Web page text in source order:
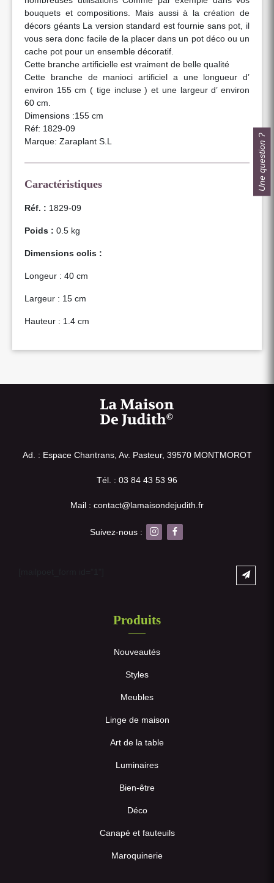
bouquets et compositions. Mais aussi à la création de
décors géants La version standard est fournie sans pot, il
vous sera donc facile de la placer dans un pot déco ou un
cache pot pour un ensemble décoratif.
Cette branche artificielle est vraiment de belle qualité
Cette branche de manioci artificiel a une longueur d’
environ 155 cm ( tige incluse ) et une largeur d’ environ
60 cm.
Dimensions :155 cm
Réf: 1829-09
Marque: Zaraplant S.L
Caractéristiques
Réf. : 1829-09
Poids : 0.5 kg
Dimensions colis :
Longeur : 40 cm
Largeur : 15 cm
Hauteur : 1.4 cm
Ad. : Espace Chantrans, Av. Pasteur, 39570 MONTMOROT
Tél. : 03 84 43 53 96
Mail : contact@lamaisondejudith.fr
Suivez-nous :
Produits
Nouveautés
Styles
Meubles
Linge de maison
Art de la table
Luminaires
Bien-être
Déco
Canapé et fauteuils
Maroquinerie
Une question ?